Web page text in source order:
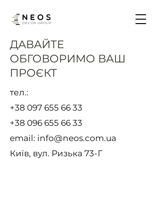
ДАВАЙТЕ
ОБГОВОРИМО ВАШ
ПРОЄКТ
тел.:
+38 097 655 66 33
+38 096 655 66 33
email: info@neos.com.ua
Київ, вул. Ризька 73-Г